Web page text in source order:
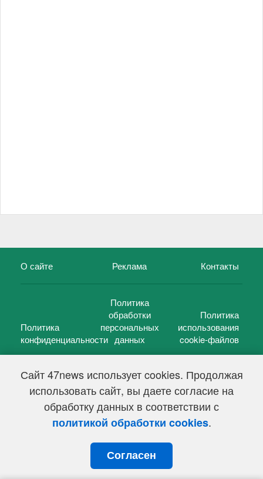
Сайт 47news использует cookies. Продолжая
использовать сайт, вы даете согласие на
обработку данных в соответствии с
политикой обработки cookies.
Согласен
О сайте Реклама Контакты
Политика
конфиденциальности
Политика
обработки
персональных
данных
Политика
использования
cookie-файлов
47 новостей (47 news)2005 — 2026 г.
Свидетельство о регистрации СМИ Эл № ФС 77-39848, выдано
Федеральной службой по надзору в сфере связи,
информационных технологий и массовых коммуникаций